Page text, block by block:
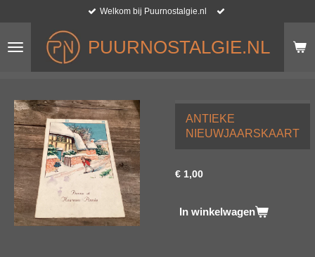
naar
hoofdinhoud
PUURNOSTALGIE.NL
Welkom bij Puurnostalgie.nl
ANTIEKE
NIEUWJAARSKAART
€ 1,00
In winkelwagen